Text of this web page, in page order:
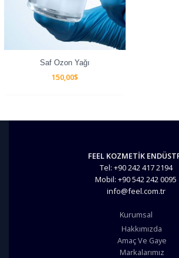
Saf Ozon Yağı
150,00$
FEEL KOZMETİK
Tel: +90 242 417 2194
Mobil: +90 542 242 0095
info@feel.com.tr
Kurumsal
Hakkımızda
Amaç Ve Gaye
Markalarımız